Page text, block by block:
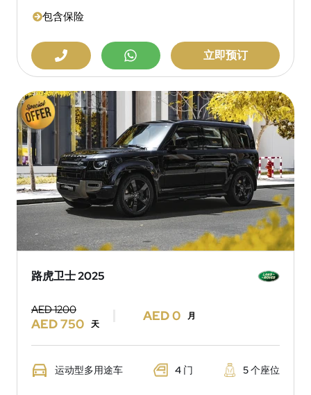
包含保险
立即预订
路虎卫士 2025
AED 1200
AED 750 天
AED 0 月
运动型多用途车 4 门 5 个座位